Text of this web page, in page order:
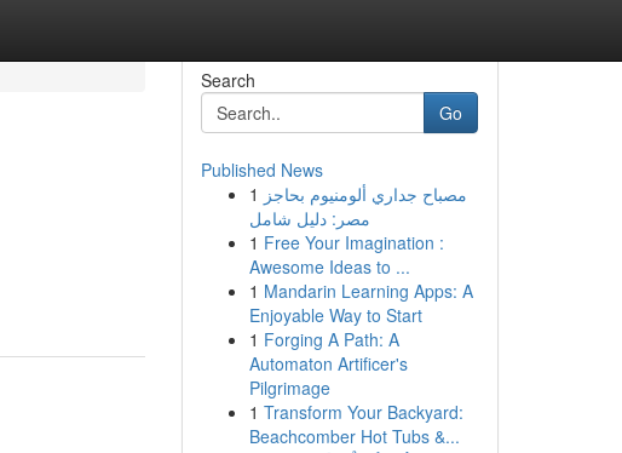
Search
Go
Published News
1 مصباح جداري ألومنيوم بحاجز
مصر: دليل شامل
1 Free Your Imagination :
Awesome Ideas to ...
1 Mandarin Learning Apps: A
Enjoyable Way to Start
1 Forging A Path: A
Automaton Artificer's
Pilgrimage
1 Transform Your Backyard:
Beachcomber Hot Tubs &...